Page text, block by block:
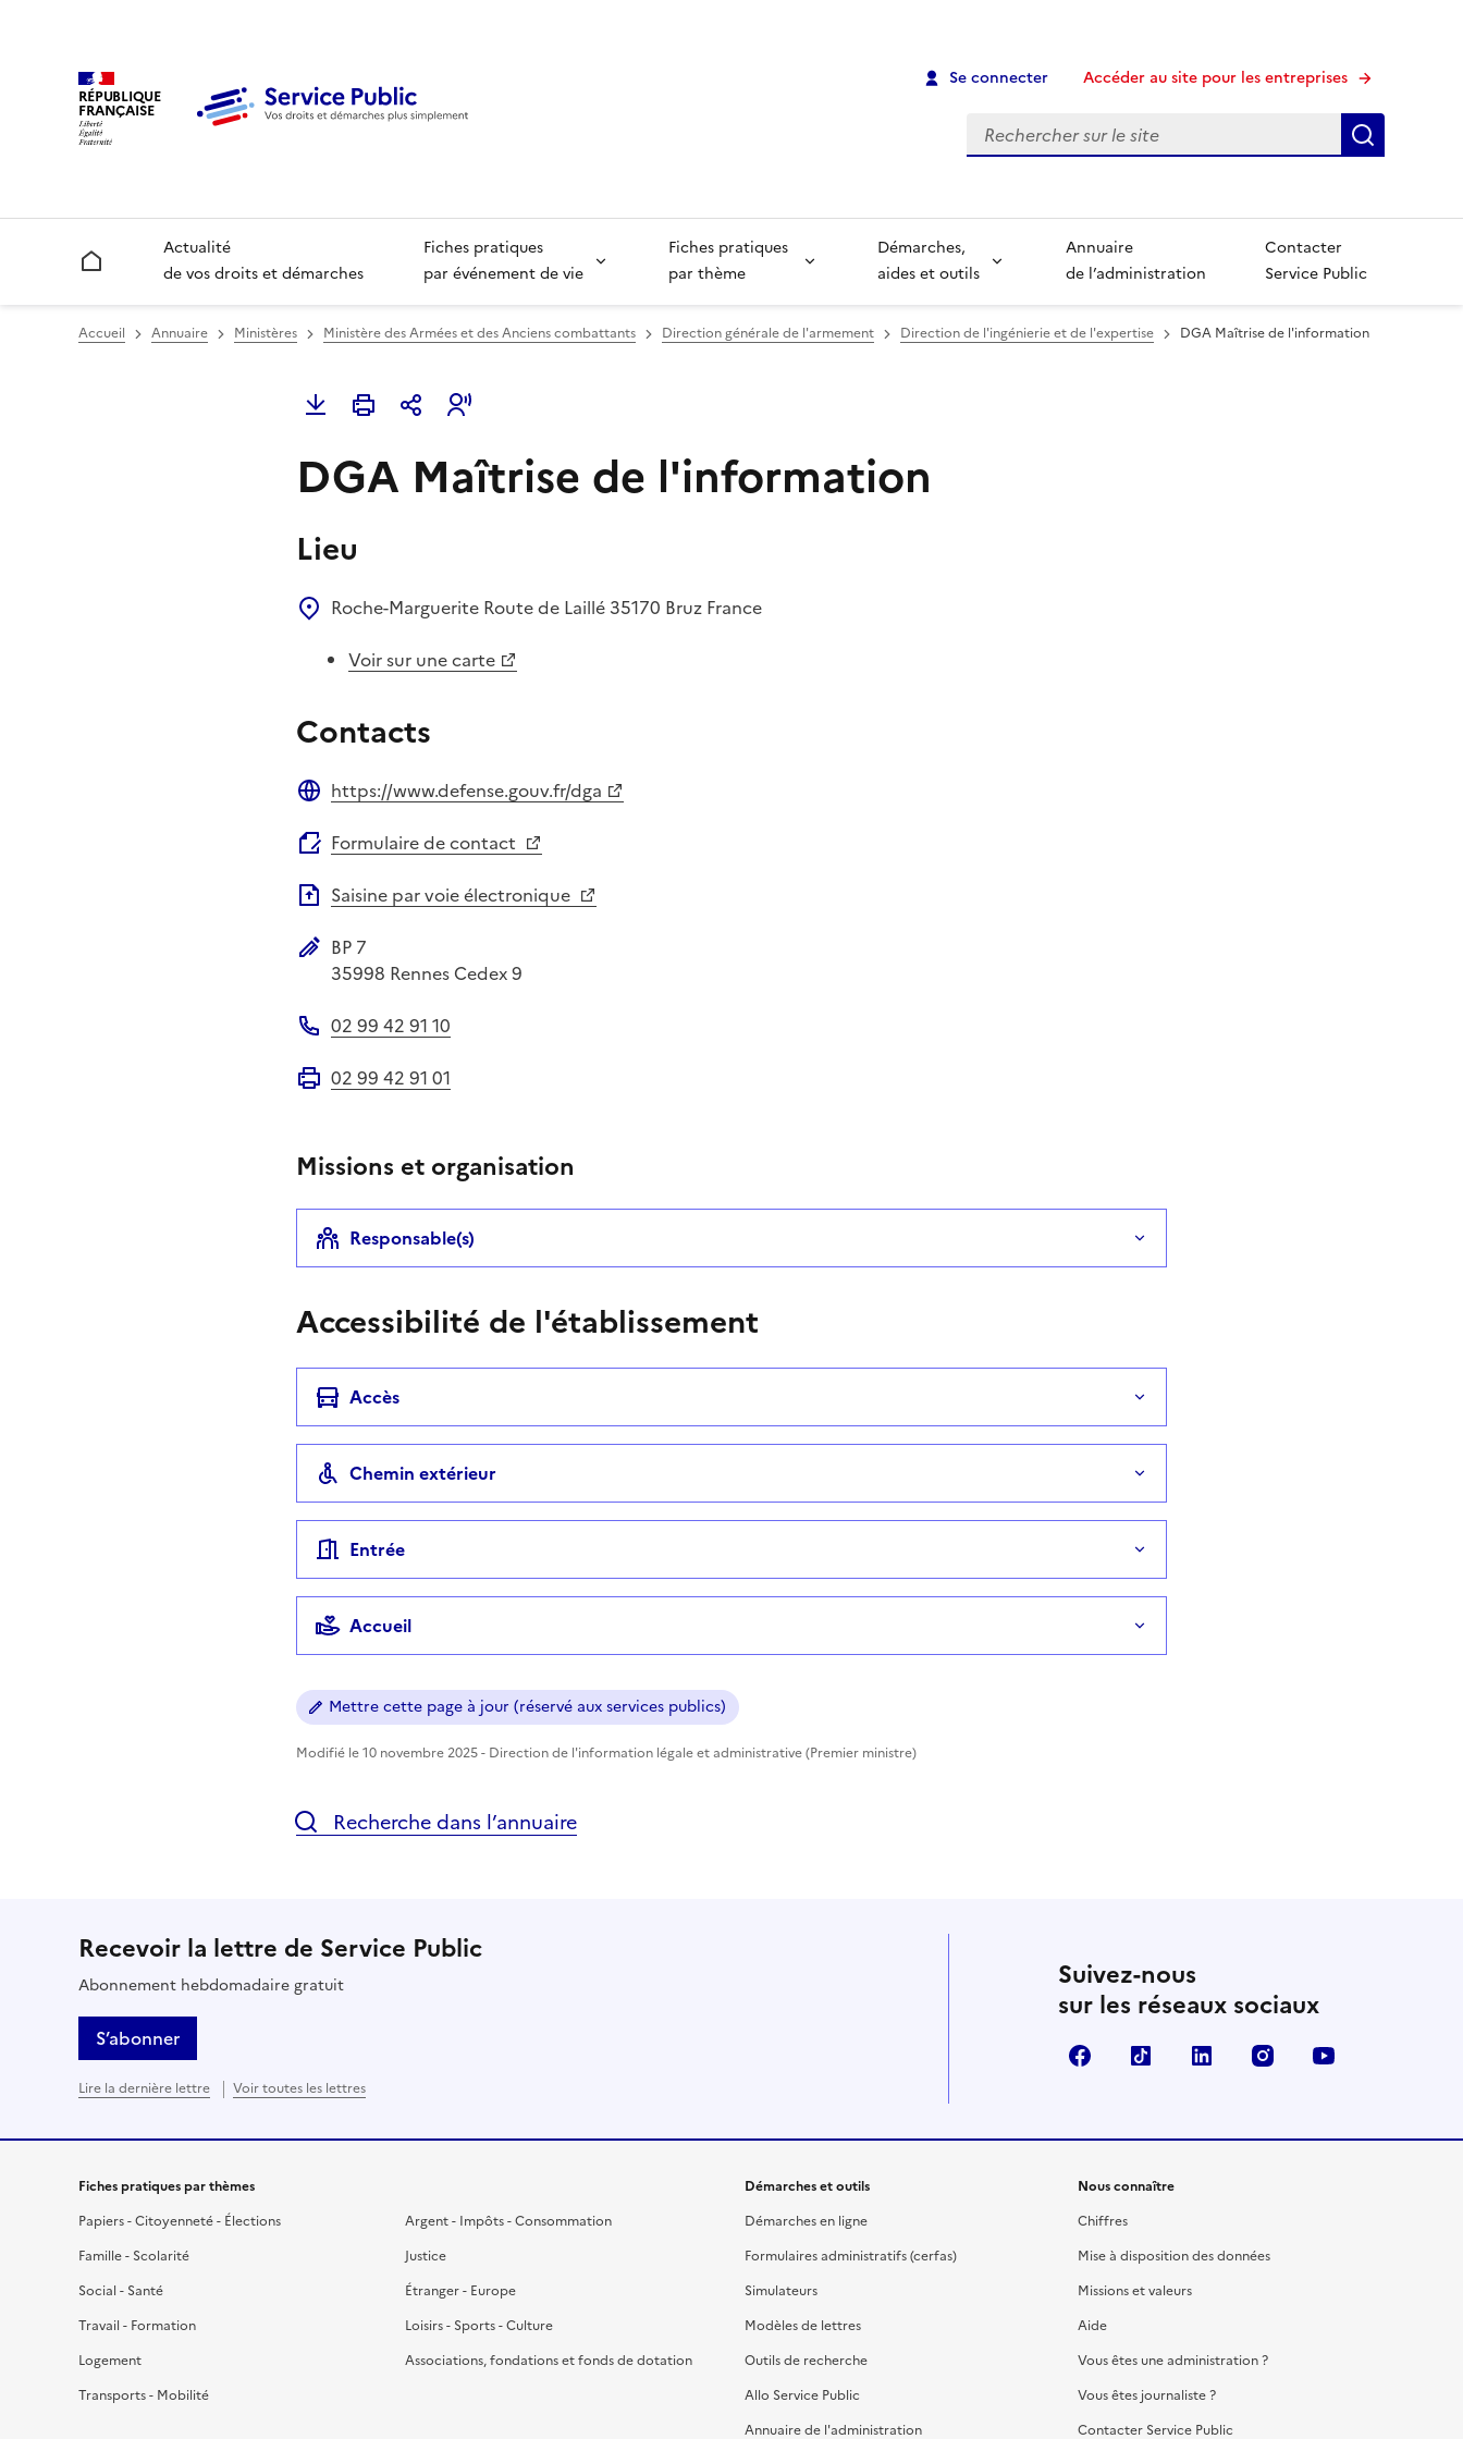
RÉPUBLIQUE
FRANÇAISE
Se connecter Accéder au site pour les entreprises
Recherche
Accueil
Actualité
de vos droits et démarches
Fiches pratiques
par événement de vie
Fiches pratiques
par thème
Démarches,
aides et outils
Annuaire
de l’administration
Contacter
Service Public
Accueil Annuaire Ministères Ministère des Armées et des Anciens combattants Direction générale de l'armement Direction de l'ingénierie et de l'expertise DGA Maîtrise de l'information
DGA Maîtrise de l'information
Lieu
Roche-Marguerite Route de Laillé 35170 Bruz France
Voir sur une carte
Contacts
https://www.defense.gouv.fr/dga
Formulaire de contact
Saisine par voie électronique
Adresse postale
BP 7
35998 Rennes Cedex 9
02 99 42 91 10
02 99 42 91 01
Missions et organisation
Responsable(s)
Accessibilité de l'établissement
Accès
Chemin extérieur
Entrée
Accueil
Mettre cette page à jour (réservé aux services publics)
Modifié le 10 novembre 2025 - Direction de l'information légale et administrative (Premier ministre)
Recherche dans l’annuaire
Recevoir la lettre de Service Public
Abonnement hebdomadaire gratuit
S’abonner
Lire la dernière lettre Voir toutes les lettres
Suivez-nous
sur les réseaux sociaux
FacebookTikTok LinkedIn Instagram
Fiches pratiques par thèmes
Papiers - Citoyenneté - Élections
Famille - Scolarité
Social - Santé
Travail - Formation
Logement
Transports - Mobilité
Argent - Impôts - Consommation
Justice
Étranger - Europe
Loisirs - Sports - Culture
Associations, fondations et fonds de dotation
Démarches et outils
Démarches en ligne
Formulaires administratifs (cerfas)
Simulateurs
Modèles de lettres
Outils de recherche
Allo Service Public
Annuaire de l'administration
Nous connaître
Chiffres
Mise à disposition des données
Missions et valeurs
Aide
Vous êtes une administration ?
Vous êtes journaliste ?
Contacter Service Public